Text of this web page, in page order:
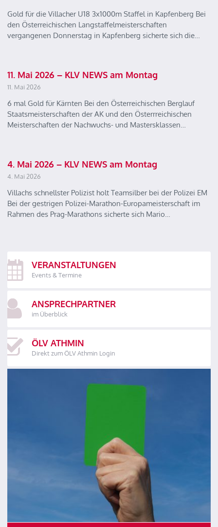
Gold für die Villacher U18 3x1000m Staffel in Kapfenberg Bei
den Österreichischen Langstaffelmeisterschaften
vergangenen Donnerstag in Kapfenberg sicherte sich die…
11. Mai 2026 – KLV NEWS am Montag
11. Mai 2026
6 mal Gold für Kärnten Bei den Österreichischen Berglauf
Staatsmeisterschaften der AK und den Österrreichischen
Meisterschaften der Nachwuchs- und Mastersklassen…
4. Mai 2026 – KLV NEWS am Montag
4. Mai 2026
Villachs schnellster Polizist holt Teamsilber bei der Polizei EM
Bei der gestrigen Polizei-Marathon-Europameisterschaft im
Rahmen des Prag-Marathons sicherte sich Mario…
VERANSTALTUNGEN
Events & Termine
ANSPRECHPARTNER
im Überblick
ÖLV ATHMIN
Direkt zum ÖLV Athmin Login